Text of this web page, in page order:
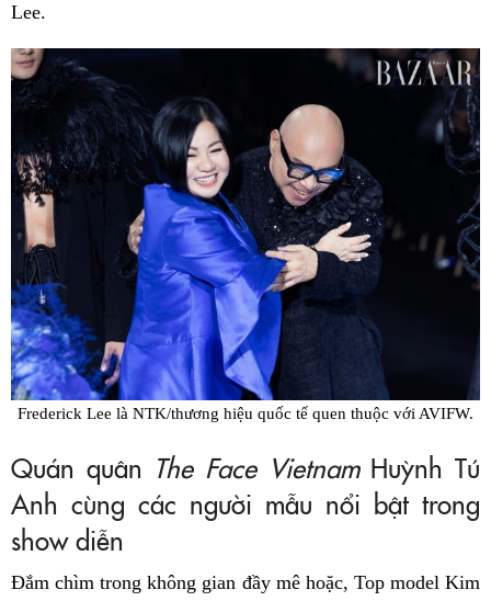
Lee.
Frederick Lee là NTK/thương hiệu quốc tế quen thuộc với AVIFW.
Quán quân The Face VietnamHuỳnh Tú
Anh cùng các người mẫu nổi bật trong
show diễn
Đắm chìm trong không gian đầy mê hoặc, Top model Kim